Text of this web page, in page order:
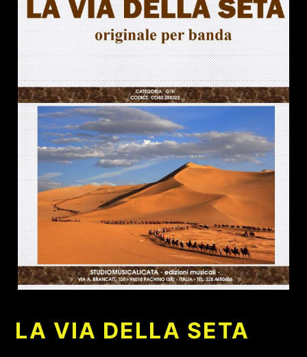
LA VIA DELLA SETA